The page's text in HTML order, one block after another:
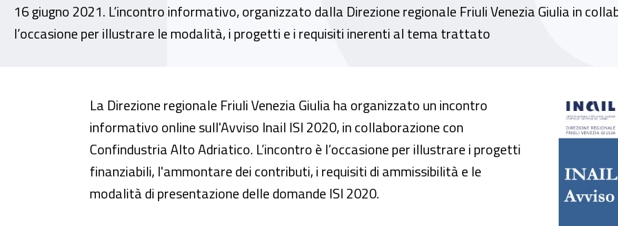
16 giugno 2021. L’incontro informativo, organizzato dalla Direzione regionale Friuli Venezia Giulia in
l’occasione per illustrare le modalità, i progetti e i requisiti inerenti al tema trattato
Webinar - "Inail Avviso ISI 2020. Finanziamenti alle imprese per salute e
La Direzione regionale Friuli Venezia Giulia ha organizzato un incontro
informativo online sull'Avviso Inail ISI 2020, in collaborazione con
Confindustria Alto Adriatico. L’incontro è l’occasione per illustrare i progetti
finanziabili, l'ammontare dei contributi, i requisiti di ammissibilità e le
modalità di presentazione delle domande ISI 2020.